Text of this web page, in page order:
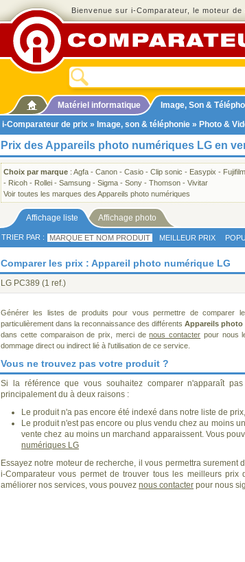
Bienvenue sur i-Comparateur, le moteur
Matériel informatique Image, Son &
i-Comparateur de prix » Image, son & téléphonie » Photo &
Prix des Appareils photo numériques LG en
Choix par marque : Agfa - Canon - Casio - Clip sonic - Easypix - Fujifilm
- Ricoh - Rollei - Samsung - Sigma - Sony - Thomson - Vivitar
Voir toutes les marques des Appareils photo numériques
Affichage liste Affichage photo
TRIER PAR : MARQUE ET NOM PRODUIT MEILLEUR PRIX
Comparer les prix : Appareil photo numérique LG
LG PC389 (1 ref.)
Générer les listes de produits pour vous permettre de comparer
particulièrement dans la reconnaissance des différentsAppareils photo
dans cette comparaison de prix, merci denous contacter pour nous
dommage direct ou indirect lié à l'utilisation de ce service.
Vous ne trouvez pas votre produit ?
Si la référence que vous souhaitez comparer n'apparaît
principalement du à deux raisons :
Le produit n'a pas encore été indexé dans notre liste de
Le produit n'est pas encore ou plus vendu chez au moins
vente chez au moins un marchand apparaissent. Vous
numériques LG
Essayez notre moteur de recherche, il vous permettra
i-Comparateur vous permet de trouver tous les meilleurs
améliorer nos services, vous pouvez nous contacter pour nous